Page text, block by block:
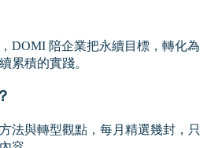
DOMI 陪企業把永續目標，轉化為
累積的實踐。
法與轉型觀點，每月精選幾封，只